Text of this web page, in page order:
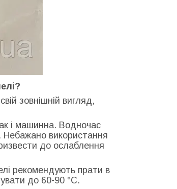
зовнішній вигляд,
і машинна. Водночас
Небажано використання
до ослаблення
рекомендують прати в
до 60-90 °C.